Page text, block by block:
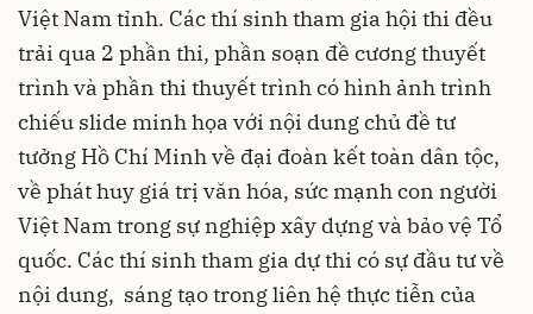
Việt Nam tỉnh. Các thí sinh tham gia hội thi đều
trải qua 2 phần thi, phần soạn đề cương thuyết
trình và phần thi thuyết trình có hình ảnh trình
chiếu slide minh họa với nội dung chủ đề tư
tưởng Hồ Chí Minh về đại đoàn kết toàn dân tộc,
về phát huy giá trị văn hóa, sức mạnh con người
Việt Nam trong sự nghiệp xây dựng và bảo vệ Tổ
quốc. Các thí sinh tham gia dự thi có sự đầu tư về
nội dung, sáng tạo trong liên hệ thực tiễn của